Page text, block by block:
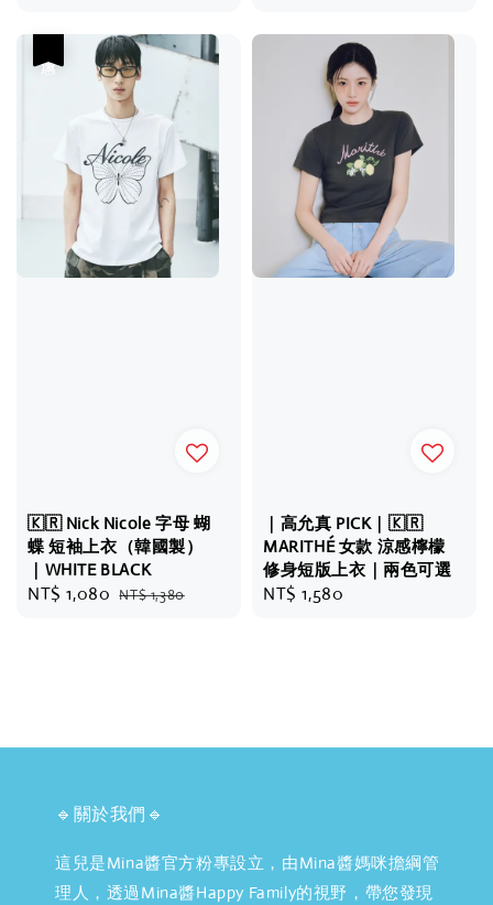
🇰🇷 Nick Nicole 字母 蝴
蝶 短袖上衣（韓國製）
｜WHITE BLACK
Sale
NT$ 1,080 Regular
NT$ 1,380
｜高允真 PICK｜🇰🇷
MARITHÉ 女款 涼感檸檬
修身短版上衣｜兩色可選
Regular
NT$ 1,580
🔹關於我們🔹
這兒是Mina醬官方粉專設立，由Mina醬媽咪擔綱管
理人，透過Mina醬Happy Family的視野，帶您發現